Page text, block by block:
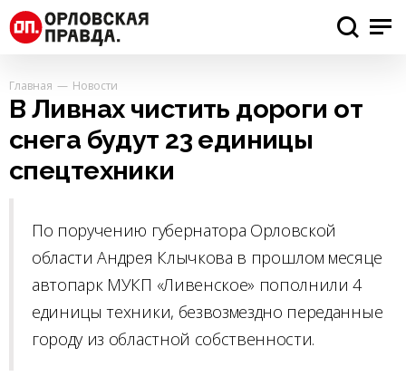
Главная Новости
В Ливнах чистить дороги от
снега будут 23 единицы
спецтехники
По поручению губернатора Орловской
области Андрея Клычкова в прошлом месяце
автопарк МУКП «Ливенское» пополнили 4
единицы техники, безвозмездно переданные
городу из областной собственности.